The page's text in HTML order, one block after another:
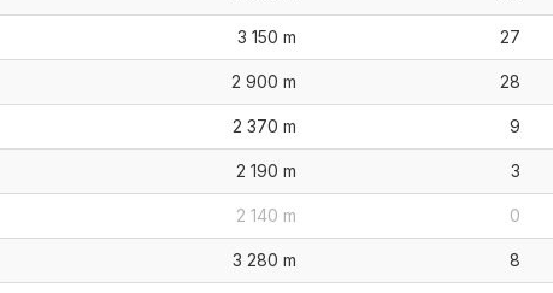
3 150 m 27
2 900 m 28
2 370 m 9
2 190 m 3
2 140 m 0
3 280 m 8